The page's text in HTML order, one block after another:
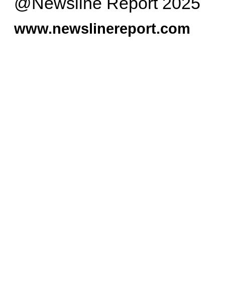
www.newslinereport.com